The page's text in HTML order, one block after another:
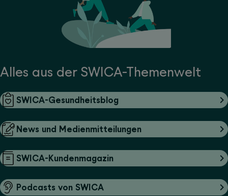
Alles aus der SWICA-Themenwelt
SWICA-Gesundheitsblog
News und Medienmitteilungen
SWICA-Kundenmagazin
Podcasts von SWICA